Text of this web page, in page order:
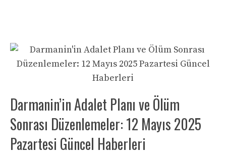
Darmanin’in Adalet Planı ve Ölüm
Sonrası Düzenlemeler: 12 Mayıs 2025
Pazartesi Güncel Haberleri